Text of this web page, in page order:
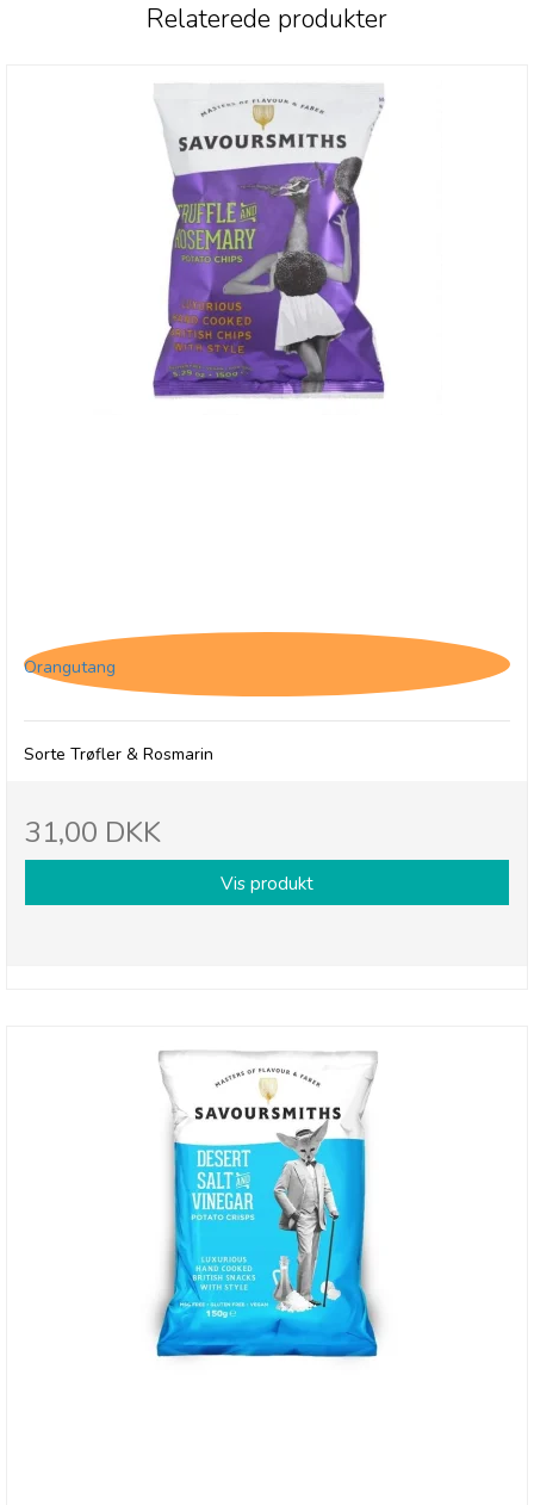
Relaterede produkter
Orangutang
Sorte Trøfler & Rosmarin
31,00 DKK
Vis produkt